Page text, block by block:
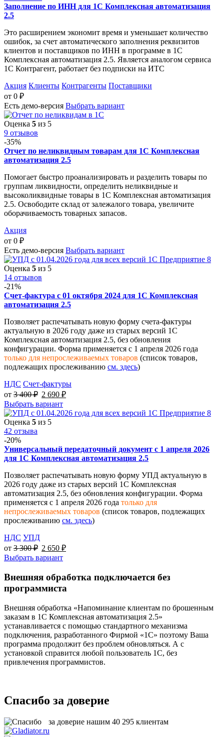
Заполнение по ИНН для 1С Комплексная автоматизация
2.5
Это расширением экономит время и уменьшает количество
ошибок, за счет автоматического заполнения реквизитов
клиентов и поставщиков по ИНН в программе в 1С
Комплексная автоматизация 2.5. Является аналогом сервиса
1С Контрагент, работает без подписки на ИТС
Акция Клиенты Контрагенты Поставщики
от 0 ₽
Есть демо-версия Выбрать вариант
Оценка 5 из 5
9 отзывов
-35%
Отчет по неликвидным товарам для 1С Комплексная
автоматизация 2.5
Помогает быстро проанализировать и разделить товары по
группам ликвидности, определить неликвидные и
высоколиквидные товары в 1С Комплексная автоматизация
2.5. Освободите склад от залежалого товара, увеличите
оборачиваемость товарных запасов.
Акция
от 0 ₽
Есть демо-версия Выбрать вариант
Оценка 5 из 5
14 отзывов
-21%
Счет-фактура с 01 октября 2024 для 1С Комплексная
автоматизация 2.5
Позволяет распечатывать новую форму счета-фактуры
актуальную в 2026 году даже из старых версий 1С
Комплексная автоматизация 2.5, без обновления
конфигурации. Форма применяется с 1 апреля 2026 года
только для непрослеживаемых товаров (список товаров,
подлежащих прослеживанию см. здесь)
НДС Счет-фактуры
от 3 400₽ 2 690 ₽
Выбрать вариант
Оценка 5 из 5
42 отзыва
-20%
Универсальный передаточный документ с 1 апреля 2026
для 1С Комплексная автоматизация 2.5
Позволяет распечатывать новую форму УПД актуальную в
2026 году даже из старых версий 1С Комплексная
автоматизация 2.5, без обновления конфигурации. Форма
применяется с 1 апреля 2026 года только для
непрослеживаемых товаров (список товаров, подлежащих
прослеживанию см. здесь)
НДС УПД
от 3 300₽ 2 650 ₽
Выбрать вариант
Внешняя обработка подключается без
программиста
Внешняя обработка «Напоминание клиентам по брошенным
заказам в 1С Комплексная автоматизация 2.5»
устанавливается с помощью стандартного механизма
подключения, разработанного Фирмой «1С» поэтому Ваша
программа продолжит без проблем обновляться. А с
установкой справится любой пользователь 1С, без
привлечения программистов.
Спасибо за доверие
за доверие нашим 40 295 клиентам